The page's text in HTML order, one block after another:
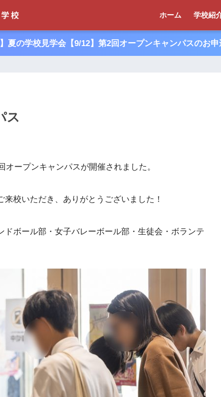
ホーム 学校紹
】夏の学校見学会【9/12】第2回オープンキャンパスのお申
ス
ープンキャンパスが開催されました。
校いただき、ありがとうございました！
ドボール部・女子バレーボール部・生徒会・ボランテ